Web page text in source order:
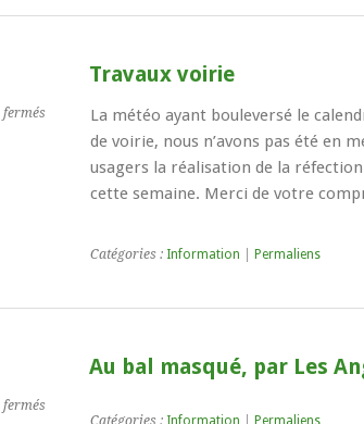
ferméssur
Travaux
Travaux voirie
La météo ayant bouleversé le
de voirie, nous n’avons pas été en
usagers la réalisation de la
cette semaine. Merci de votre
Catégories : Information Permaliens
ferméssur
Au bal masqué, par Les
Catégories : Information Permaliens